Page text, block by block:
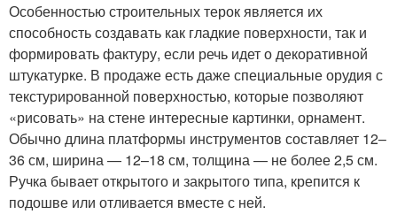
Особенностью строительных терок является их
способность создавать как гладкие поверхности, так и
формировать фактуру, если речь идет о декоративной
штукатурке. В продаже есть даже специальные орудия с
текстурированной поверхностью, которые позволяют
«рисовать» на стене интересные картинки, орнамент.
Обычно длина платформы инструментов составляет 12–
36 см, ширина — 12–18 см, толщина — не более 2,5 см.
Ручка бывает открытого и закрытого типа, крепится к
подошве или отливается вместе с ней.